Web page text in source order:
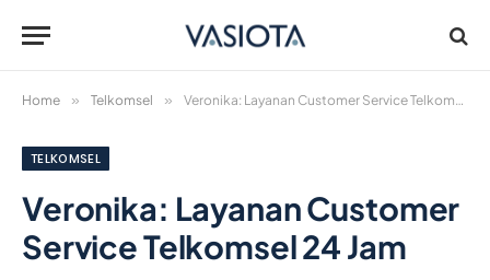
Home » Telkomsel » Veronika: Layanan Customer Service Telkomsel 24 Jam
TELKOMSEL
Veronika: Layanan Customer
Service Telkomsel 24 Jam